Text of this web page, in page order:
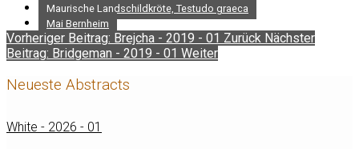
Maurische Landschildkröte, Testudo graeca
Mai Bernheim
Vorheriger Beitrag: Brejcha - 2019 - 01 Zurück Nächster
Beitrag: Bridgeman - 2019 - 01 Weiter
Neueste Abstracts
White - 2026 - 01